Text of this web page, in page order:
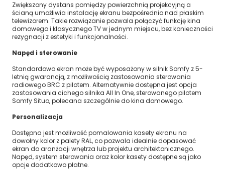
Zwiększony dystans pomiędzy powierzchnią projekcyjną a
ścianą umożliwia instalację ekranu bezpośrednio nad płaskim
telewizorem. Takie rozwiązanie pozwala połączyć funkcję kina
domowego i klasycznego TV w jednym miejscu, bez konieczności
rezygnacji z estetyki i funkcjonalności.
Napęd i sterowanie
Standardowo ekran może być wyposażony w silnik Somfy z 5-
letnią gwarancją, z możliwością zastosowania sterowania
radiowego BRC z pilotem. Alternatywnie dostępna jest opcja
zastosowania cichego silnika All In One, sterowanego pilotem
Somfy Situo, polecana szczególnie do kina domowego.
Personalizacja
Dostępna jest możliwość pomalowania kasety ekranu na
dowolny kolor z palety RAL, co pozwala idealnie dopasować
ekran do aranżacji wnętrza lub projektu architektonicznego.
Napęd, system sterowania oraz kolor kasety dostępne są jako
opcje dodatkowo płatne.